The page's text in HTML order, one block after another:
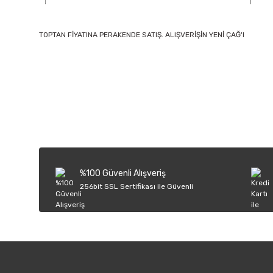
TOPTAN FİYATINA PERAKENDE SATIŞ. ALIŞVERİŞİN YENİ ÇAĞ'I
Ürün fiyatı diğer sitelerden daha pahalı.
Bu ürüne benzer farklı alternatifler olmalı.
%100 Güvenli Alışveriş
256bit SSL Sertifikası ile Güvenli